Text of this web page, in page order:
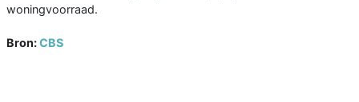
woningvoorraad.
Bron:CBS